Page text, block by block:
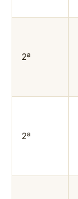
2ª
2ª